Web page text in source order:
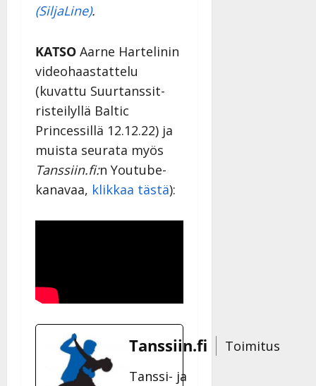
(SiljaLine).
KATSO Aarne Hartelinin
videohaastattelu
(kuvattu Suurtanssit-
risteilyllä Baltic
Princessillä 12.12.22) ja
muista seurata myös
Tanssiin.fi:n Youtube-
kanavaa, klikkaa tästä):
Tanssiin.fi
Toimitus
Tanssi- ja